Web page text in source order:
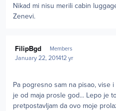
Nikad mi nisu merili cabin
Zenevi.
FilipBgd Members
January 22, 201412 yr
Pa pogresno sam na pisao, vise
je od maja prosle god... Lepo je
pretpostavljam da ovo moje